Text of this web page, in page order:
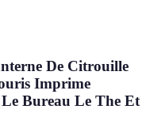
De Citrouille
Imprime
Le Bureau Le The Et